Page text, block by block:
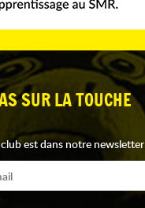
SUR LA TOUCHE
est dans notre newsletter